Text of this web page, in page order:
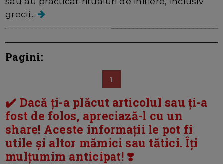
grecii...
Pagini:
1
✔️ Dacă ți-a plăcut articolul sau ți-a
fost de folos, apreciază-l cu un
share! Aceste informații le pot fi
utile și altor mămici sau tătici. Îți
mulțumim anticipat! ❣️